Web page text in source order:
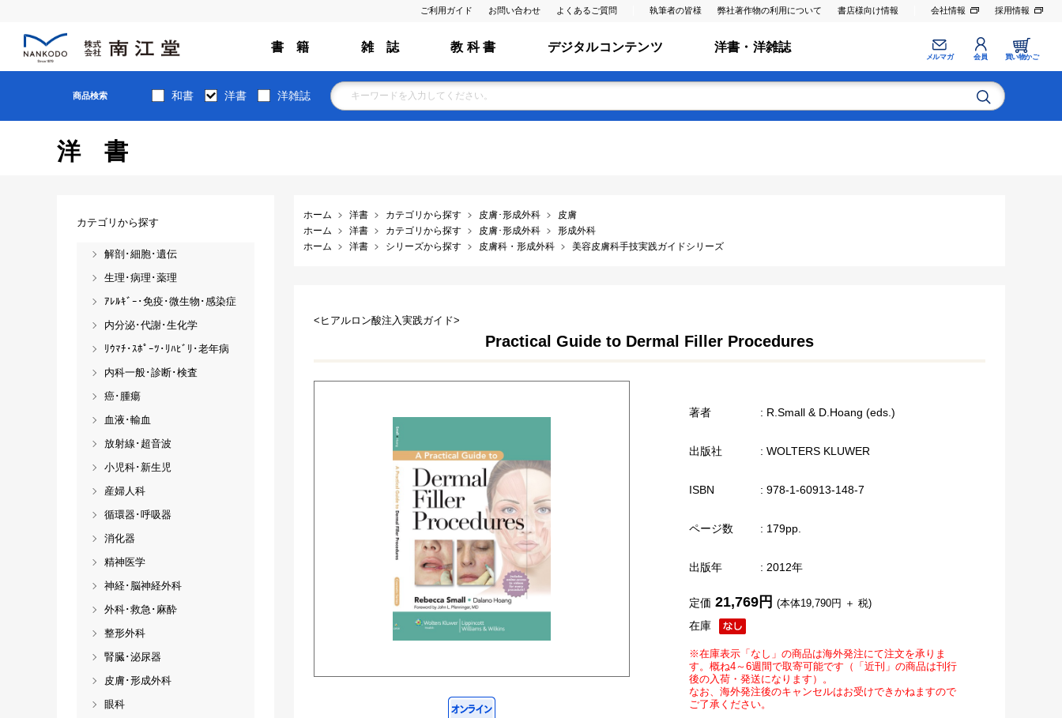
ご利用ガイド お問い合わせ よくあるご質問 執筆者の皆様 弊社著作物の利用について 書店様向け情報 会社情報 採用情報
書 籍 雑 誌 教 科 書 デジタルコンテンツ 洋書・洋雑誌
メルマガ 会員 買い物かご
商品検索 和書 洋書 洋雑誌
洋書
ホーム 洋書 カテゴリから探す 皮膚･形成外科
皮膚
ホーム
洋書 カテゴリから探す 皮膚･形成外科
形成外科
ホーム
洋書 シリーズから探す 皮膚科・形成外科 美容皮膚科手技実践ガイドシリーズ
<ヒアルロン酸注入実践ガイド>
Practical Guide to Dermal Filler Procedures
著者 : R.Small & D.Hoang (eds.)
出版社 : WOLTERS KLUWER
ISBN : 978-1-60913-148-7
ページ数 : 179pp.
出版年 : 2012年
在庫
定価 21,769円 (本体19,790円 ＋ 税)
※在庫表示「なし」の商品は海外発注にて注文を承りま
す。概ね4～6週間で取寄可能です（「近刊」の商品は刊行
後の入荷・発送になります）。
なお、海外発注後のキャンセルはお受けできかねますので
ご了承ください。
カテゴリから探す
解剖･細胞･遺伝
生理･病理･薬理
ｱﾚﾙｷﾞｰ･免疫･微生物･感染症
内分泌･代謝･生化学
ﾘｳﾏﾁ･ｽﾎﾟｰﾂ･ﾘﾊﾋﾞﾘ･老年病
内科一般･診断･検査
癌･腫瘍
血液･輸血
放射線･超音波
小児科･新生児
産婦人科
循環器･呼吸器
消化器
精神医学
神経･脳神経外科
外科･救急･麻酔
整形外科
腎臓･泌尿器
皮膚･形成外科
眼科